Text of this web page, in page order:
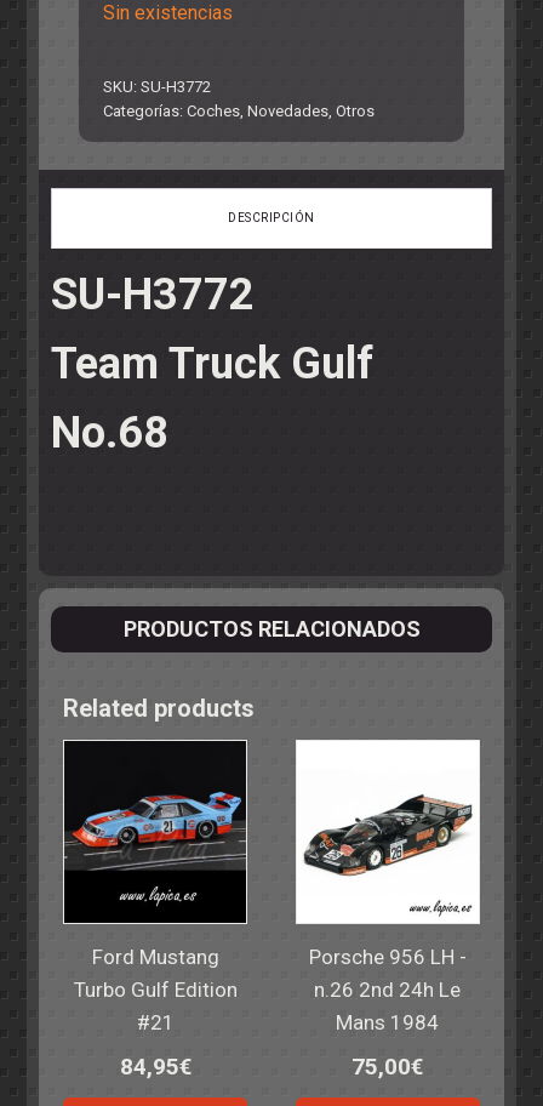
Sin existencias
SKU:SU-H3772
Categorías:Coches ,Novedades ,Otros
DESCRIPCIÓN
SU-H3772
Team Truck Gulf
No.68
PRODUCTOS RELACIONADOS
Related products
Ford Mustang
Turbo Gulf Edition
#21
84,95€
Porsche 956 LH -
n.26 2nd 24h Le
Mans 1984
75,00€